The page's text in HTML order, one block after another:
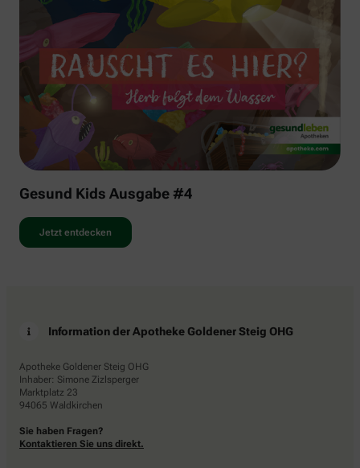
Gesund Kids Ausgabe #4
Jetzt entdecken
Information der Apotheke Goldener Steig OHG
Apotheke Goldener Steig OHG
Inhaber: Simone Zizlsperger
Marktplatz 23
94065 Waldkirchen
Sie haben Fragen?
Kontaktieren Sie uns direkt.